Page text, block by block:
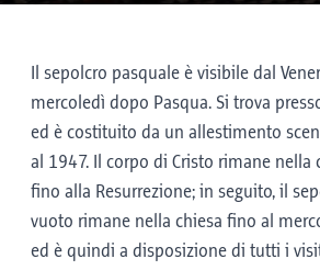
Il sepolcro pasquale è visibile dal
mercoledì dopo Pasqua. Si trova
ed è costituito da un allestimento
al 1947. Il corpo di Cristo rimane nella
fino alla Resurrezione; in seguito, il
vuoto rimane nella chiesa fino al
ed è quindi a disposizione di tutti i